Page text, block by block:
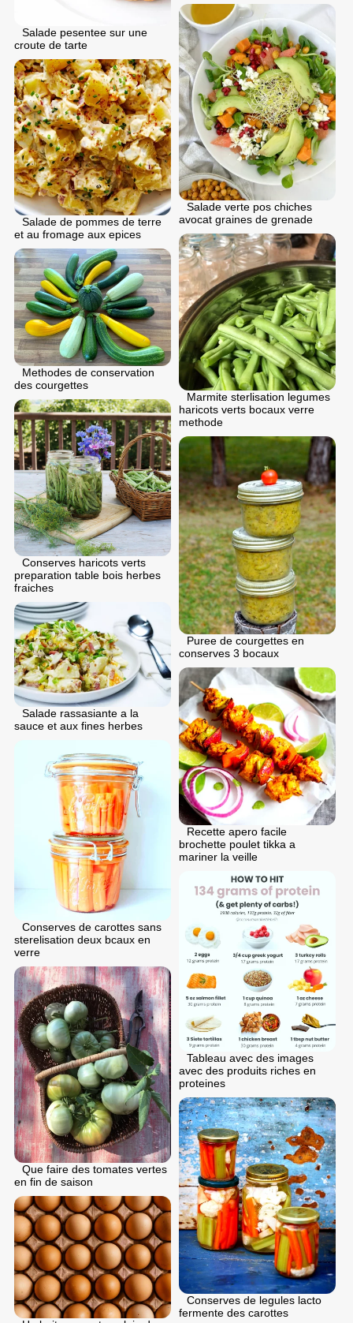
Salade pesentee sur une
croute de tarte
Salade verte pos chiches
avocat graines de grenade
Salade de pommes de terre
et au fromage aux epices
Marmite sterlisation legumes
haricots verts bocaux verre
methode
Methodes de conservation
des courgettes
Conserves haricots verts
preparation table bois herbes
fraiches
Puree de courgettes en
conserves 3 bocaux
Salade rassasiante a la
sauce et aux fines herbes
Recette apero facile
brochette poulet tikka a
mariner la veille
Conserves de carottes sans
sterelisation deux bcaux en
verre
Tableau avec des images
avec des produits riches en
proteines
Que faire des tomates vertes
en fin de saison
Conserves de legules lacto
fermente des carottes